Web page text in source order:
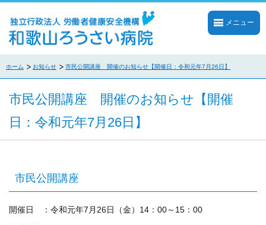
メニュー
ホーム お知らせ 市民公開講座 開催のお知らせ【開催日：令和元年7月26日】
市民公開講座 開催のお知らせ【開催
日：令和元年7月26日】
市民公開講座
開催日 ：令和元年7月26日（金）14：00～15：00